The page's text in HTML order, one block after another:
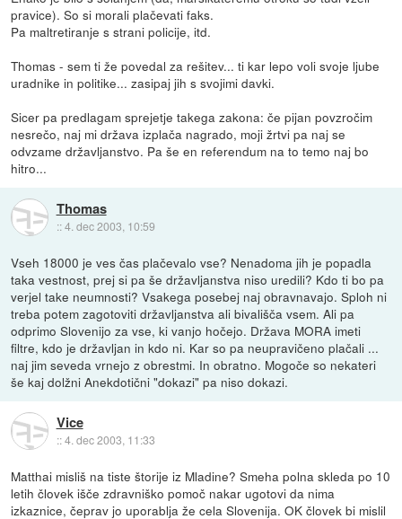
pravice). So si morali plačevati faks.
Pa maltretiranje s strani policije, itd.
Thomas - sem ti že povedal za rešitev... ti kar lepo voli svoje ljube
uradnike in politike... zasipaj jih s svojimi davki.
Sicer pa predlagam sprejetje takega zakona: če pijan povzročim
nesrečo, naj mi država izplača nagrado, moji žrtvi pa naj se
odvzame državljanstvo. Pa še en referendum na to temo naj bo
hitro...
Thomas
::4. dec 2003, 10:59
Vseh 18000 je ves čas plačevalo vse? Nenadoma jih je popadla
taka vestnost, prej si pa še državljanstva niso uredili? Kdo ti bo pa
verjel take neumnosti? Vsakega posebej naj obravnavajo. Sploh ni
treba potem zagotoviti državljanstva ali bivališča vsem. Ali pa
odprimo Slovenijo za vse, ki vanjo hočejo. Država MORA imeti
filtre, kdo je državljan in kdo ni. Kar so pa neupravičeno plačali ...
naj jim seveda vrnejo z obrestmi. In obratno. Mogoče so nekateri
še kaj dolžni Anekdotični "dokazi" pa niso dokazi.
Vice
::4. dec 2003, 11:33
Matthai misliš na tiste štorije iz Mladine? Smeha polna skleda po 10
letih človek išče zdravniško pomoč nakar ugotovi da nima
izkaznice, čeprav jo uporablja že cela Slovenija. OK človek bi mislil